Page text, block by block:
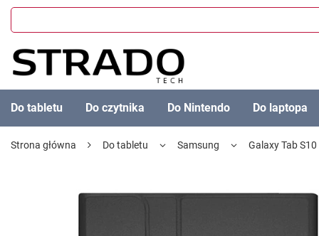
Do tabletu Do czytnika Do Nintendo Do laptopa
Strona główna Do tabletu Samsung Galaxy Tab